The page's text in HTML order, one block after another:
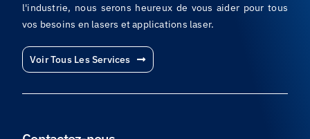
l'industrie, nous serons heureux de vous aider pour tous
vos besoins en lasers et applications laser.
Voir Tous Les Services